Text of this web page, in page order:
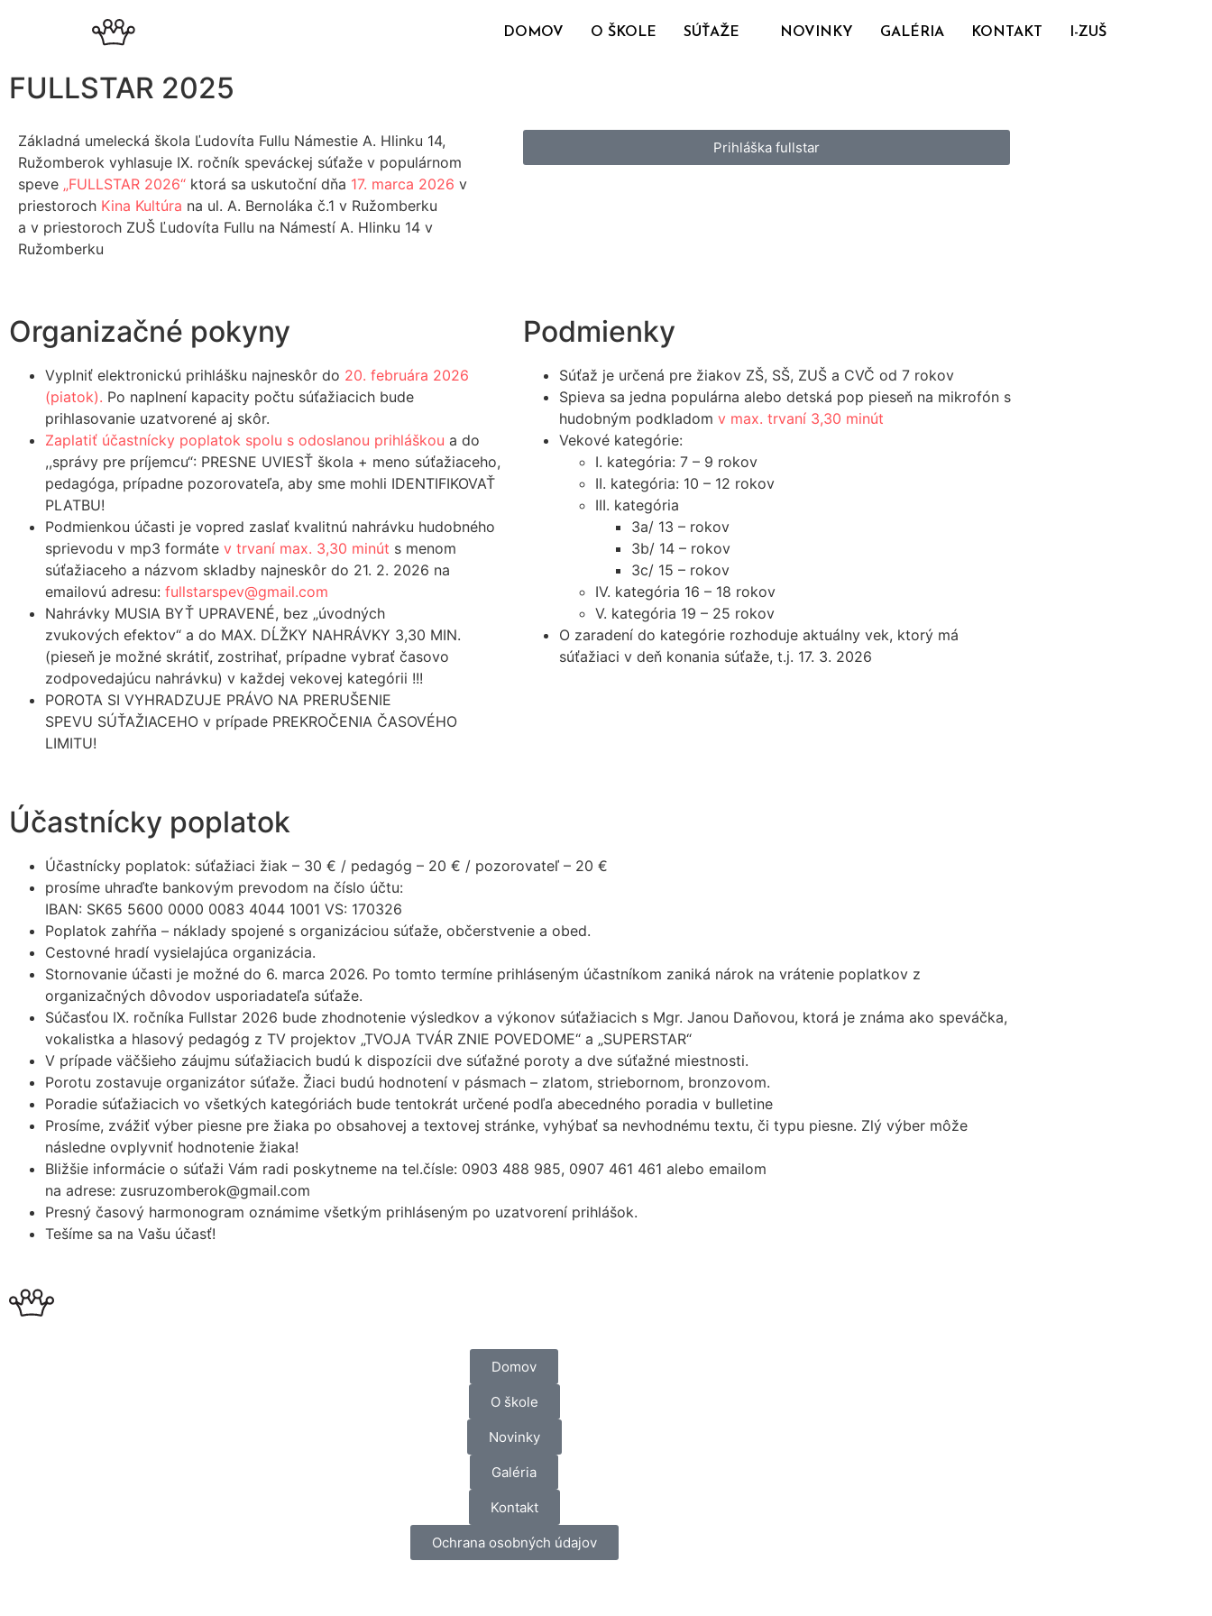
DOMOV O ŠKOLE SÚŤAŽE NOVINKY GALÉRIA KONTAKT I-ZUŠ
FULLSTAR 2025
Základná umelecká škola Ľudovíta Fullu Námestie A. Hlinku 14,
Ružomberok vyhlasuje IX. ročník speváckej súťaže v populárnom
speve „FULLSTAR 2026“ ktorá sa uskutoční dňa 17. marca 2026 v
priestoroch Kina Kultúra na ul. A. Bernoláka č.1 v Ružomberku
a v priestoroch ZUŠ Ľudovíta Fullu na Námestí A. Hlinku 14 v
Ružomberku
Prihláška fullstar
Organizačné pokyny
Vyplniť elektronickú prihlášku najneskôr do 20. februára 2026
(piatok). Po naplnení kapacity počtu súťažiacich bude
prihlasovanie uzatvorené aj skôr.
Zaplatiť účastnícky poplatok spolu s odoslanou prihláškou a do
,,správy pre príjemcu“: PRESNE UVIESŤ škola + meno súťažiaceho,
pedagóga, prípadne pozorovateľa, aby sme mohli IDENTIFIKOVAŤ
PLATBU!
Podmienkou účasti je vopred zaslať kvalitnú nahrávku hudobného
sprievodu v mp3 formáte v trvaní max. 3,30 minút s menom
súťažiaceho a názvom skladby najneskôr do 21. 2. 2026 na
emailovú adresu: fullstarspev@gmail.com
Nahrávky MUSIA BYŤ UPRAVENÉ, bez „úvodných
zvukových efektov“ a do MAX. DĹŽKY NAHRÁVKY 3,30 MIN.
(pieseň je možné skrátiť, zostrihať, prípadne vybrať časovo
zodpovedajúcu nahrávku) v každej vekovej kategórii !!!
POROTA SI VYHRADZUJE PRÁVO NA PRERUŠENIE
SPEVU SÚŤAŽIACEHO v prípade PREKROČENIA ČASOVÉHO
LIMITU!
Podmienky
Súťaž je určená pre žiakov ZŠ, SŠ, ZUŠ a CVČ od 7 rokov
Spieva sa jedna populárna alebo detská pop pieseň na mikrofón s
hudobným podkladom v max. trvaní 3,30 minút
Vekové kategórie:
I. kategória: 7 – 9 rokov
II. kategória: 10 – 12 rokov
III. kategória
3a/ 13 – rokov
3b/ 14 – rokov
3c/ 15 – rokov
IV. kategória 16 – 18 rokov
V. kategória 19 – 25 rokov
O zaradení do kategórie rozhoduje aktuálny vek, ktorý má
súťažiaci v deň konania súťaže, t.j. 17. 3. 2026
Účastnícky poplatok
Účastnícky poplatok: súťažiaci žiak – 30 € / pedagóg – 20 € / pozorovateľ – 20 €
prosíme uhraďte bankovým prevodom na číslo účtu:
IBAN: SK65 5600 0000 0083 4044 1001 VS: 170326
Poplatok zahŕňa – náklady spojené s organizáciou súťaže, občerstvenie a obed.
Cestovné hradí vysielajúca organizácia.
Stornovanie účasti je možné do 6. marca 2026. Po tomto termíne prihláseným účastníkom zaniká nárok na vrátenie poplatkov z
organizačných dôvodov usporiadateľa súťaže.
Súčasťou IX. ročníka Fullstar 2026 bude zhodnotenie výsledkov a výkonov súťažiacich s Mgr. Janou Daňovou, ktorá je známa ako speváčka,
vokalistka a hlasový pedagóg z TV projektov „TVOJA TVÁR ZNIE POVEDOME“ a „SUPERSTAR“
V prípade väčšieho záujmu súťažiacich budú k dispozícii dve súťažné poroty a dve súťažné miestnosti.
Porotu zostavuje organizátor súťaže. Žiaci budú hodnotení v pásmach – zlatom, striebornom, bronzovom.
Poradie súťažiacich vo všetkých kategóriách bude tentokrát určené podľa abecedného poradia v bulletine
Prosíme, zvážiť výber piesne pre žiaka po obsahovej a textovej stránke, vyhýbať sa nevhodnému textu, či typu piesne. Zlý výber môže
následne ovplyvniť hodnotenie žiaka!
Bližšie informácie o súťaži Vám radi poskytneme na tel.čísle: 0903 488 985, 0907 461 461 alebo emailom
na adrese: zusruzomberok@gmail.com
Presný časový harmonogram oznámime všetkým prihláseným po uzatvorení prihlášok.
Tešíme sa na Vašu účasť!
Domov
O škole
Novinky
Galéria
Kontakt
Ochrana osobných údajov